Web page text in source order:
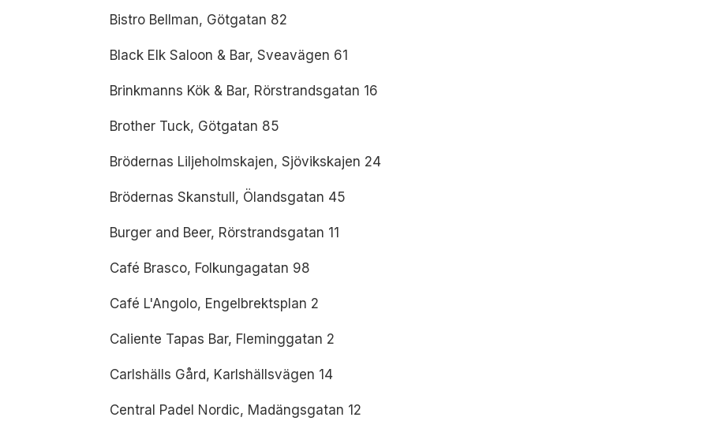
Bistro Bellman, Götgatan 82
Black Elk Saloon & Bar, Sveavägen 61
Brinkmanns Kök & Bar, Rörstrandsgatan 16
Brother Tuck, Götgatan 85
Brödernas Liljeholmskajen, Sjövikskajen 24
Brödernas Skanstull, Ölandsgatan 45
Burger and Beer, Rörstrandsgatan 11
Café Brasco, Folkungagatan 98
Café L'Angolo, Engelbrektsplan 2
Caliente Tapas Bar, Fleminggatan 2
Carlshälls Gård, Karlshällsvägen 14
Central Padel Nordic, Madängsgatan 12